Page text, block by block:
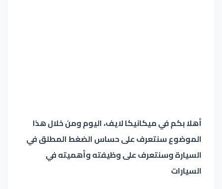
أهلا بكم في ميكانيكا لايف، اليوم ومن خلال هذا
الموضوع سنتعرف على حساس الضغط المطلق في
السيارة وسنتعرف على وظيفته وأهميته في
السيارات